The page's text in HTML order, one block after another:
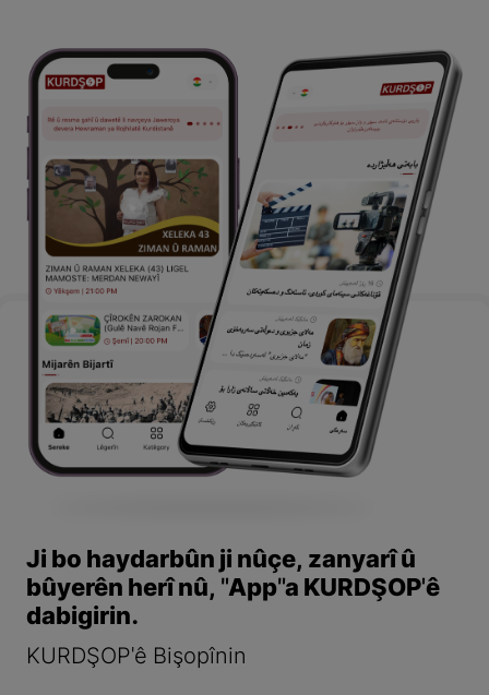
Ji bo haydarbûn ji nûçe, zanyarî û
bûyerên herî nû, "App"a KURDŞOP'ê
dabigirin.
KURDŞOP'ê Bişopînin